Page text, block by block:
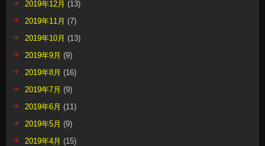
2019年12月 (13)
2019年11月 (7)
2019年10月 (13)
2019年9月 (9)
2019年8月 (16)
2019年7月 (9)
2019年6月 (11)
2019年5月 (9)
2019年4月 (15)